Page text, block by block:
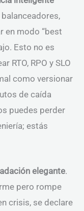
en modo “best
Esto no es
RTO, RPO y SLO
como versionar
de caída
puedes perder
estás
elegante.
pero rompe
crisis, se declare